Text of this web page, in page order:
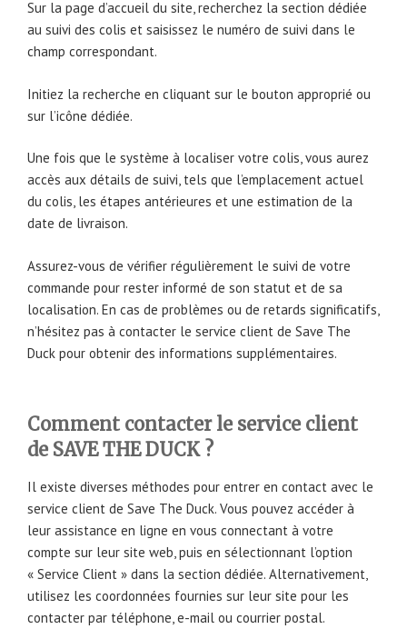
Sur la page d’accueil du site, recherchez la section dédiée
au suivi des colis et saisissez le numéro de suivi dans le
champ correspondant.
Initiez la recherche en cliquant sur le bouton approprié ou
sur l’icône dédiée.
Une fois que le système à localiser votre colis, vous aurez
accès aux détails de suivi, tels que l’emplacement actuel
du colis, les étapes antérieures et une estimation de la
date de livraison.
Assurez-vous de vérifier régulièrement le suivi de votre
commande pour rester informé de son statut et de sa
localisation. En cas de problèmes ou de retards significatifs,
n’hésitez pas à contacter le service client de Save The
Duck pour obtenir des informations supplémentaires.
Comment contacter le service client
de SAVE THE DUCK ?
Il existe diverses méthodes pour entrer en contact avec le
service client de Save The Duck. Vous pouvez accéder à
leur assistance en ligne en vous connectant à votre
compte sur leur site web, puis en sélectionnant l’option
« Service Client » dans la section dédiée. Alternativement,
utilisez les coordonnées fournies sur leur site pour les
contacter par téléphone, e-mail ou courrier postal.